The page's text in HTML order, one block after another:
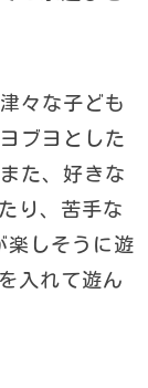
々な子ども
ブヨとした
また、好きな
り、苦手な
楽しそうに遊
入れて遊ん